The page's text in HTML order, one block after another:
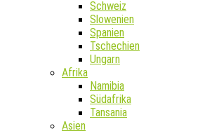
Schweiz
Slowenien
Spanien
Tschechien
Ungarn
Afrika
Namibia
Südafrika
Tansania
Asien